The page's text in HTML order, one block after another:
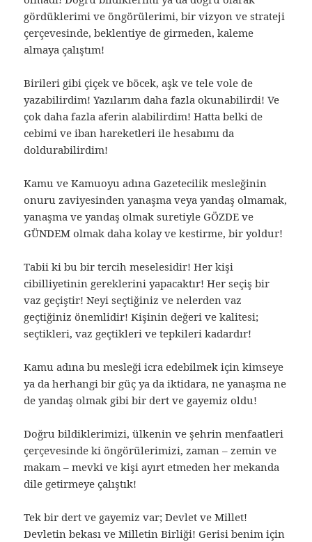
gördüklerimi ve öngörülerimi, bir vizyon ve strateji
çerçevesinde, beklentiye de girmeden, kaleme
almaya çalıştım!
Birileri gibi çiçek ve böcek, aşk ve tele vole de
yazabilirdim! Yazılarım daha fazla okunabilirdi! Ve
çok daha fazla aferin alabilirdim! Hatta belki de
cebimi ve iban hareketleri ile hesabımı da
doldurabilirdim!
Kamu ve Kamuoyu adına Gazetecilik mesleğinin
onuru zaviyesinden yanaşma veya yandaş olmamak,
yanaşma ve yandaş olmak suretiyle GÖZDE ve
GÜNDEM olmak daha kolay ve kestirme, bir yoldur!
Tabii ki bu bir tercih meselesidir! Her kişi
cibilliyetinin gereklerini yapacaktır! Her seçiş bir
vaz geçiştir! Neyi seçtiğiniz ve nelerden vaz
geçtiğiniz önemlidir! Kişinin değeri ve kalitesi;
seçtikleri, vaz geçtikleri ve tepkileri kadardır!
Kamu adına bu mesleği icra edebilmek için kimseye
ya da herhangi bir güç ya da iktidara, ne yanaşma ne
de yandaş olmak gibi bir dert ve gayemiz oldu!
Doğru bildiklerimizi, ülkenin ve şehrin menfaatleri
çerçevesinde ki öngörülerimizi, zaman – zemin ve
makam – mevki ve kişi ayırt etmeden her mekanda
dile getirmeye çalıştık!
Tek bir dert ve gayemiz var; Devlet ve Millet!
Devletin bekası ve Milletin Birliği! Gerisi benim için